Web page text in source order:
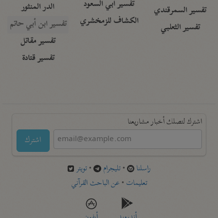
تفسير السمرقندي
تفسير الثعلبي
تفسير أبي السعود
الكشاف للزمخشري
الدر المنثور
تفسير ابن أبي حاتم
تفسير مقاتل
تفسير قتادة
اشترك لتصلك أخبار مشاريعنا
اشترك
راسلنا •تليجرام •تويتر
تعليمات •عن الباحث القرآني